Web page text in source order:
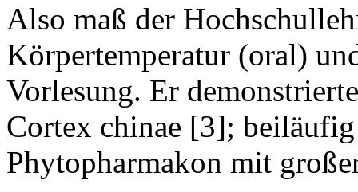
Also maß der
Körpertemperatur (oral)
Vorlesung. Er
Cortex chinae [3];
Phytopharmakon mit